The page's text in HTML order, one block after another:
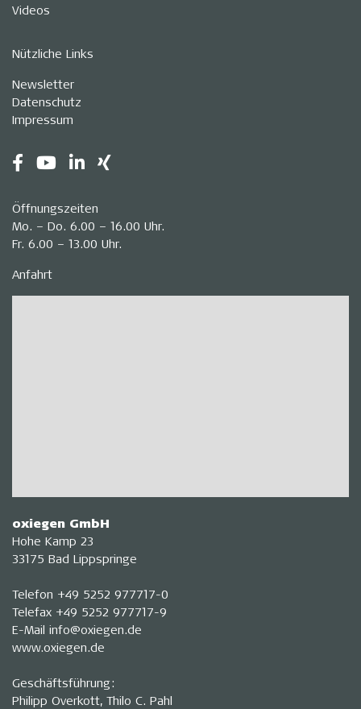
oxiegen GmbH
Hohe Kamp 23
33175 Bad Lippspringe
Telefon +49 5252 977717-0
Telefax +49 5252 977717-9
E-Mail info@oxiegen.de
www.oxiegen.de
Geschäftsführung:
Philipp Overkott, Thilo C. Pahl
Videos
Nützliche Links
Newsletter
Datenschutz
Impressum
Öffnungszeiten
Mo. – Do. 6.00 – 16.00 Uhr.
Fr. 6.00 – 13.00 Uhr.
Anfahrt